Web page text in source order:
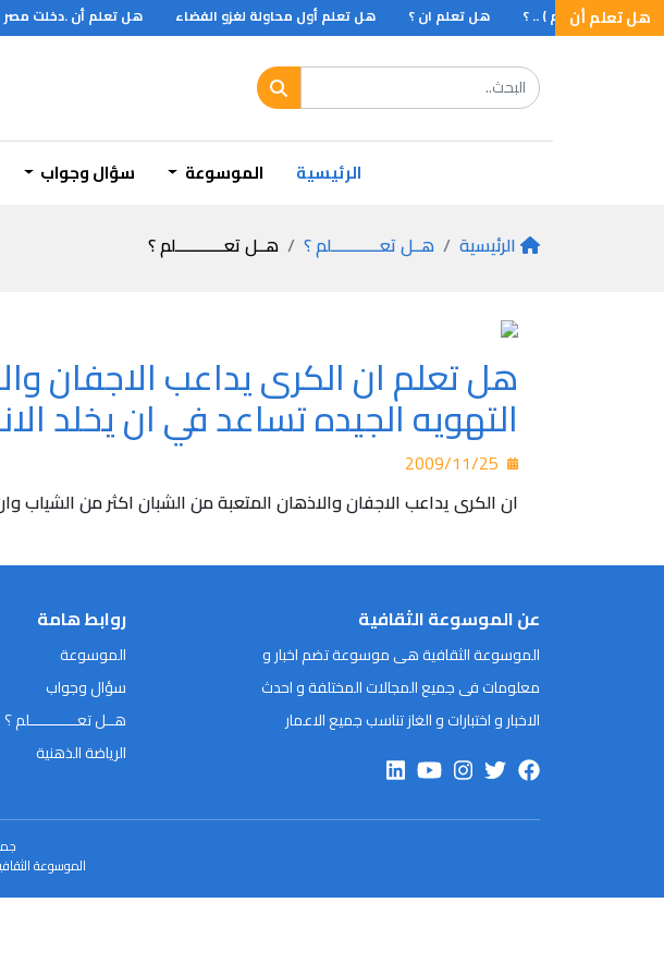
هل تعلم أن
أن ( الزمزم ) .. ؟ هل تعلم ان ؟ هل تعلم أول محاولة لغزو الفضاء هل تعلم أن .دخلت مصر
ان البابليين القدماء كانوا يعتبرون الفتاة العذراء مدنسة ولا تصلح للزواج الا اذا تطهرت على يد رجل غريب
الرئيسية الموسوعة سؤال وجواب
الرئيسية هــل تعـــــــــــلم ؟ هــل تعـــــــــــلم ؟
هل تعلم ان الكرى يداعب الاجفان
التهويه الجيده تساعد في ان يخلد
ان الكرى يداعب الاجفان والاذهان المتعبة من الشبان اكثر من الشياب
عن الموسوعة الثقافية
الموسوعة الثقافية هى موسوعة تضم اخبار و
معلومات فى جميع المجالات المختلفة و احدث
الاخبار و اختبارات و الغاز تناسب جميع الاعمار
روابط هامة
الموسوعة
سؤال وجواب
هــل تعـــــــــــلم ؟
الرياضة الذهنية
الموسوعة